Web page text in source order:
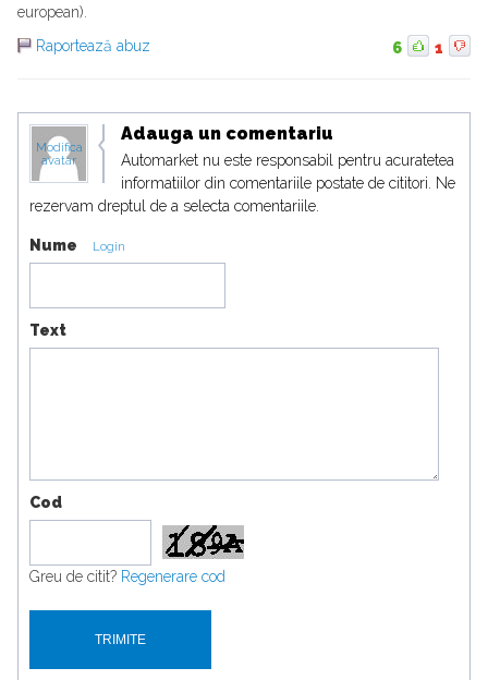
european).
Raportează abuz
6 1
Modifica
avatar
Adauga un comentariu
Automarket nu este responsabil pentru acuratetea
informatiilor din comentariile postate de cititori. Ne
rezervam dreptul de a selecta comentariile.
Nume Login
Text
Cod
Greu de citit? Regenerare cod